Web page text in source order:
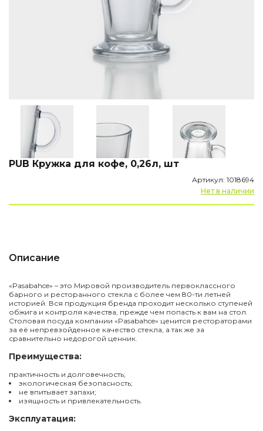
PUB Кружка для кофе, 0,26л, шт
Артикул: 1018694
Нет в наличии
Описание
«Pasabahce» – это Мировой производитель первоклассного
барного и ресторанного стекла с более чем 80-ти летней
историей. Вся продукция бренда проходит несколько ступеней
обжига и контроля качества, прежде чем попасть к вам на стол.
Столовая посуда компании «Pasabahce» ценится рестораторами
за её непревзойденное качество стекла, а так же за
сравнительно недорогой ценник.
Преимущества:
практичность и долговечность;
экологическая безопасность;
не впитывает запахи;
изящность и привлекательность.
Эксплуатация: